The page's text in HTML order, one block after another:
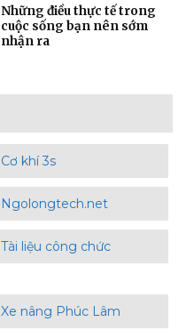
Những điều thực tế trong
cuộc sống bạn nên sớm
nhận ra
Cơ khí 3s
Ngolongtech.net
Tài liệu công chức
Xe nâng Phúc Lâm